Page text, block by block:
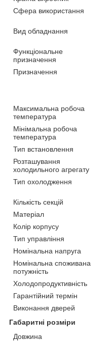
Сфера використання
Вид обладнання
Функціональне
призначення
Призначення
Максимальна робоча
температура
Мінімальна робоча
температура
Тип встановлення
Розташування
холодильного агрегату
Тип охолодження
Кількість секцій
Матеріал
Колір корпусу
Тип управління
Номінальна напруга
Номінальна споживана
потужність
Холодопродуктивність
Гарантійний термін
Виконання дверей
Габаритні розміри
Довжина